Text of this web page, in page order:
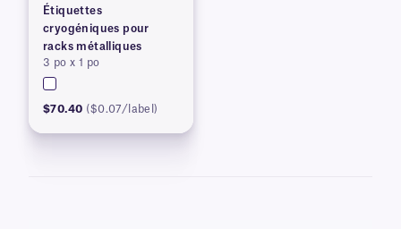
Étiquettes
cryogéniques pour
racks métalliques
3 po x 1 po
$70.40 ($0.07/label)